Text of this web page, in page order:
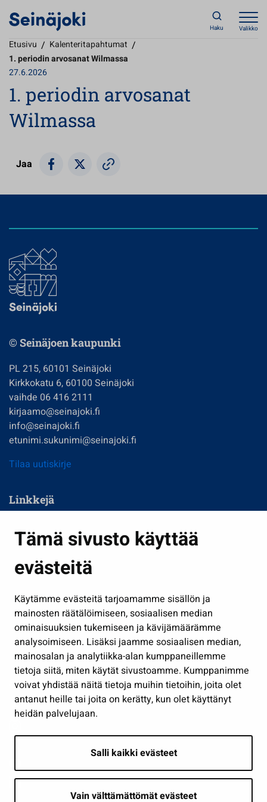
Tämä sivusto käyttää
evästeitä
Käytämme evästeitä tarjoamamme sisällön ja
mainosten räätälöimiseen, sosiaalisen median
ominaisuuksien tukemiseen ja kävijämäärämme
analysoimiseen. Lisäksi jaamme sosiaalisen median,
mainosalan ja analytiikka-alan kumppaneillemme
tietoja siitä, miten käytät sivustoamme. Kumppanimme
voivat yhdistää näitä tietoja muihin tietoihin, joita olet
antanut heille tai joita on kerätty, kun olet käyttänyt
heidän palvelujaan.
Salli kaikki evästeet
Vain välttämättömät evästeet
Haku Valikko
Etusivu / Kalenteritapahtumat /
1. periodin arvosanat Wilmassa
27.6.2026
1. periodin arvosanat
Wilmassa
Jaa
© Seinäjoen kaupunki
PL 215, 60101 Seinäjoki
Kirkkokatu 6, 60100 Seinäjoki
vaihde 06 416 2111
kirjaamo@seinajoki.fi
info@seinajoki.fi
etunimi.sukunimi@seinajoki.fi
Tilaa uutiskirje
Linkkejä
Kasvatus ja opetus
Kulttuuri ja liikunta
Työ ja yrittäminen
Osallistu ja asioi
Näytä omat evästeasetukseni
Seuraa meitä